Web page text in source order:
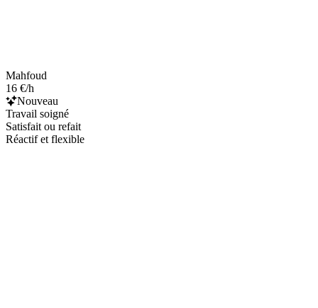
Mahfoud
16 €/h
Nouveau
Travail soigné
Satisfait ou refait
Réactif et flexible